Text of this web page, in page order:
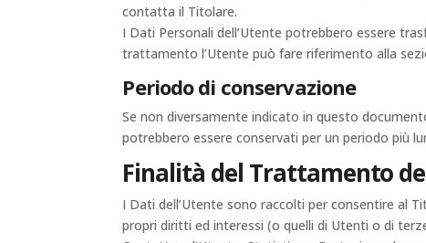
contatta il Titolare.
I Dati Personali dell’Utente potrebbero essere
trattamento l’Utente può fare riferimento alla
Periodo di conservazione
Se non diversamente indicato in questo
potrebbero essere conservati per un periodo più
Finalità del Trattamento
I Dati dell’Utente sono raccolti per consentire al
propri diritti ed interessi (o quelli di Utenti o di